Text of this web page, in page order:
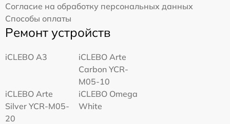
Согласие на обработку персональных данных
Способы оплаты
Ремонт устройств
iCLEBO A3
iCLEBO Arte
Carbon YCR-
M05-10
iCLEBO Arte
Silver YCR-M05-
20
iCLEBO Omega
White